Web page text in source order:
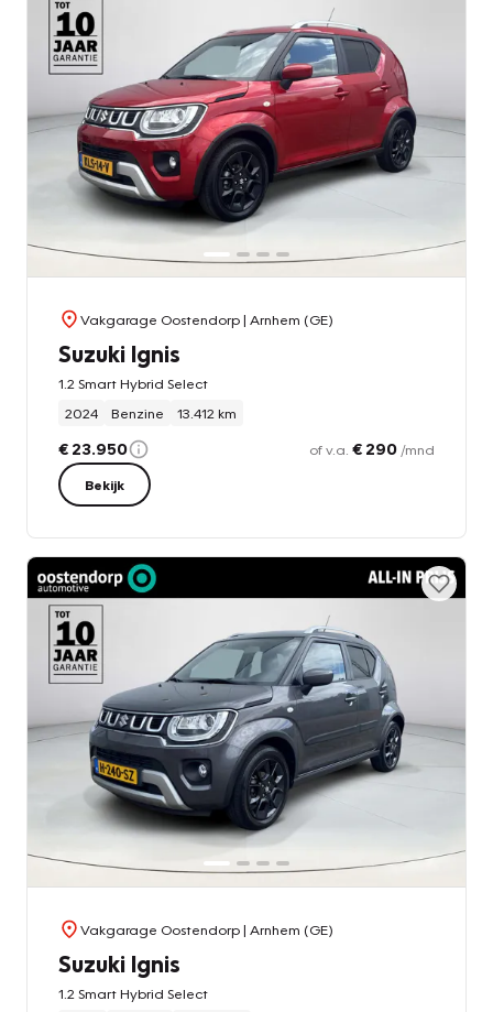
Vakgarage Oostendorp| Arnhem (GE)
Suzuki Ignis
1.2 Smart Hybrid Select
2024
Benzine 13.412 km
€ 23.950 of v.a. € 290 /mnd
Bekijk
Vakgarage Oostendorp| Arnhem (GE)
Suzuki Ignis
1.2 Smart Hybrid Select